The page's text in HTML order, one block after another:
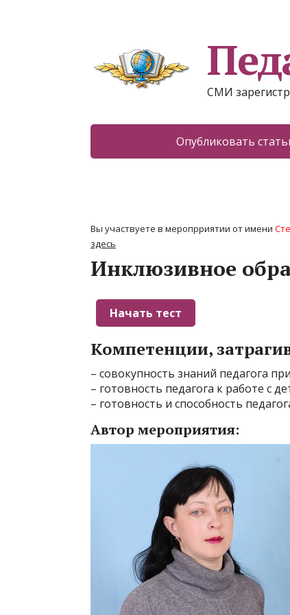
СМИ
Опубликовать
Вы участвуете в меропрриятии от имени
здесь
Инклюзивное
Компетенции,
– совокупность знаний педагога
– готовность педагога к работе с
– готовность и способность
Автор мероприятия: